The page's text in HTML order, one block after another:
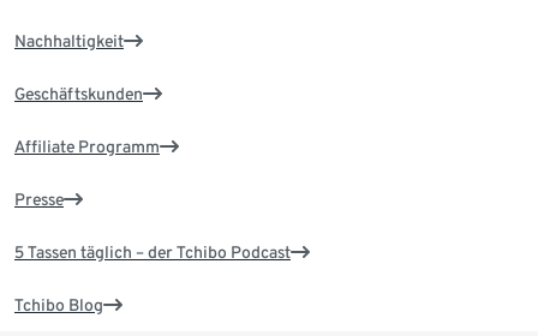
Nachhaltigkeit
Geschäftskunden
Affiliate Programm
Presse
5 Tassen täglich – der Tchibo Podcast
Tchibo Blog